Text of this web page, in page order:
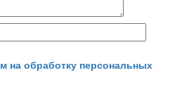
на обработку персональных